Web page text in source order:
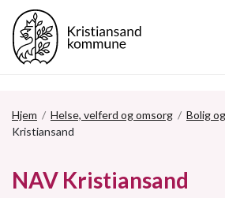
Hjem / Helse, velferd og omsorg / Bolig
Kristiansand
NAV Kristiansand